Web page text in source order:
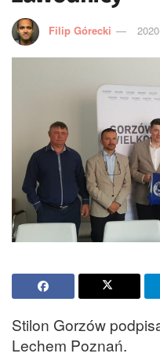
Filip Górecki
Stilon Gorzów
Lechem Poznań.